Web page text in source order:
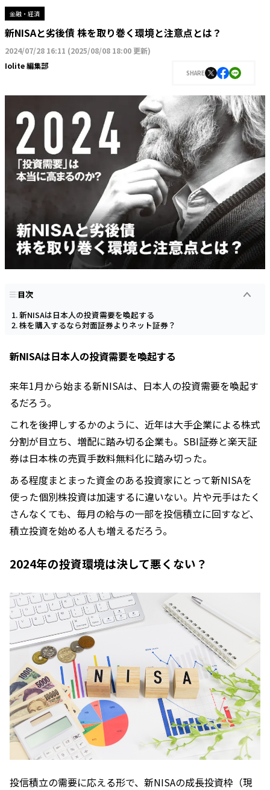
金融・経済
新NISAと劣後債 株を取り巻く環境と注意点とは？
2024/07/28 16:11 (2025/08/08 18:00 更新)
Iolite 編集部
SHARE
目次
新NISAは日本人の投資需要を喚起する
株を購入するなら対面証券よりネット証券？
新NISAは日本人の投資需要を喚起する
来年1月から始まる新NISAは、日本人の投資需要を喚起す
るだろう。
これを後押しするかのように、近年は大手企業による株式
分割が目立ち、増配に踏み切る企業も。SBI証券と楽天証
券は日本株の売買手数料無料化に踏み切った。
ある程度まとまった資金のある投資家にとって新NISAを
使った個別株投資は加速するに違いない。片や元手はたく
さんなくても、毎月の給与の一部を投信積立に回すなど、
積立投資を始める人も増えるだろう。
2024年の投資環境は決して悪くない？
投信積立の需要に応える形で、新NISAの成長投資枠（現